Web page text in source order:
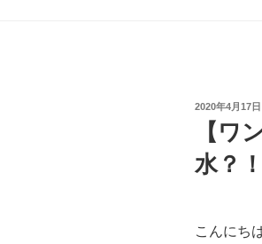
投
2020年4月17日
【ワ
水？！
こんにち